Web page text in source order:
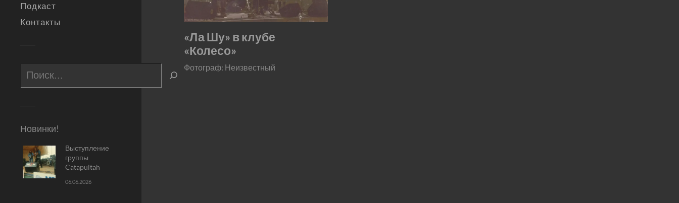
Подкаст
Контакты
Новинки!
Выступление
группы
Catapultah
06.06.2026
«Ла Шу» в клубе
«Колесо»
Фотограф: Неизвестный